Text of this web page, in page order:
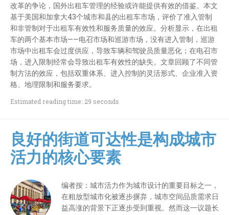
改革的争论，国外出租车管理的经验或许能提供有效的借鉴。本文
基于美国和加拿大43个城市和县的出租车市场，评价了准入管制
和非管制对于出租车有效性和服务质量的效应。分析显示，在出租
车的两个基本市场——电召市场和巡游市场，没有进入管制，巡游
市场中出租车会过度供应，导致车辆和驾驶员质量恶化；在电召市
场，进入限制经常会导致出租车有效性的缺失。文章回顾了不同管
制方法的效应，包括双重体系、进入控制的灵活形式、企业准入资
格、地理限制和服务要求。
Estimated reading time: 29 seconds
良好的街道可达性是构成城市
活力的核心要素
编者按：城市活力作为城市设计的重要目标之一，
在粗放型城市化被逐步摒弃，城市空间品质需求日
益高涨的背景下正逐步受到重视。然而这一议题长